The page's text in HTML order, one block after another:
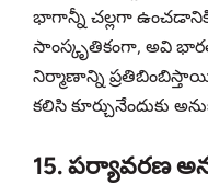
భాగాన్నీ చల్లగా ఉంచడానికి
సాంస్కృతికంగా, అవి
నిర్మాణాన్ని ప్రతిబింబిస్తాయి,
కలిసి కూర్చునేందుకు
15. పర్యావరణ